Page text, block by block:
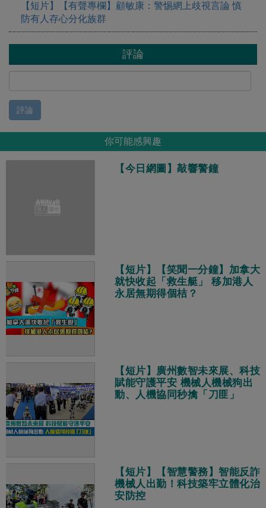
【短片】【有聲專欄】顧敏康：警惕網上歧視言論 慎
防有人存心分化族群
評論
評論
你可能感興趣
【今日網圖】敲響警鐘
【短片】【笑聞一分鐘】加拿大
就快收起「救生艇」 移加港人
永居無期得個桔？
【短片】廣州數智未來展、科技
賦能守護平安 機械人機械狗出
動、人機協同秒擒「刀匪」
【短片】【智慧警務】智能反詐
機械人出勤！科技築牢立體化治
安防控